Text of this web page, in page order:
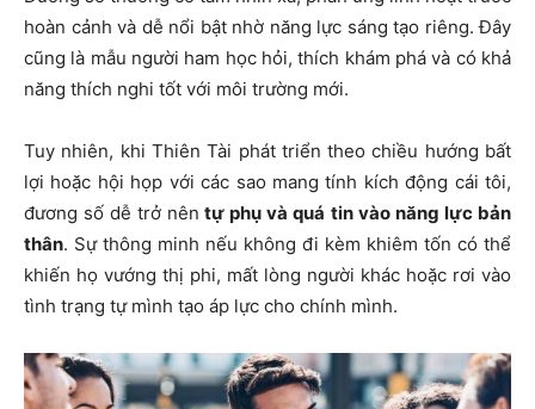
hoàn cảnh và dễ nổi bật nhờ năng lực sáng tạo riêng. Đây
cũng là mẫu người ham học hỏi, thích khám phá và có khả
năng thích nghi tốt với môi trường mới.
Tuy nhiên, khi Thiên Tài phát triển theo chiều hướng bất
lợi hoặc hội họp với các sao mang tính kích động cái tôi,
đương số dễ trở nên tự phụ và quá tin vào năng lực bản
thân. Sự thông minh nếu không đi kèm khiêm tốn có thể
khiến họ vướng thị phi, mất lòng người khác hoặc rơi vào
tình trạng tự mình tạo áp lực cho chính mình.